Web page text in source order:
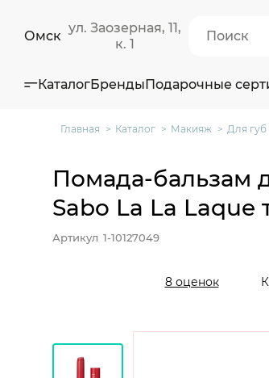
Омск
ул. Заозерная, 11,
к. 1
КаталогБрендыПодарочные
Главная Каталог Макияж Для губ
Помада-бальзам
Sabo La La Laque
Артикул 1-10127049
8 оценок